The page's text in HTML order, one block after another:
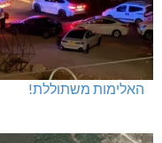
האלימות משתוללת!